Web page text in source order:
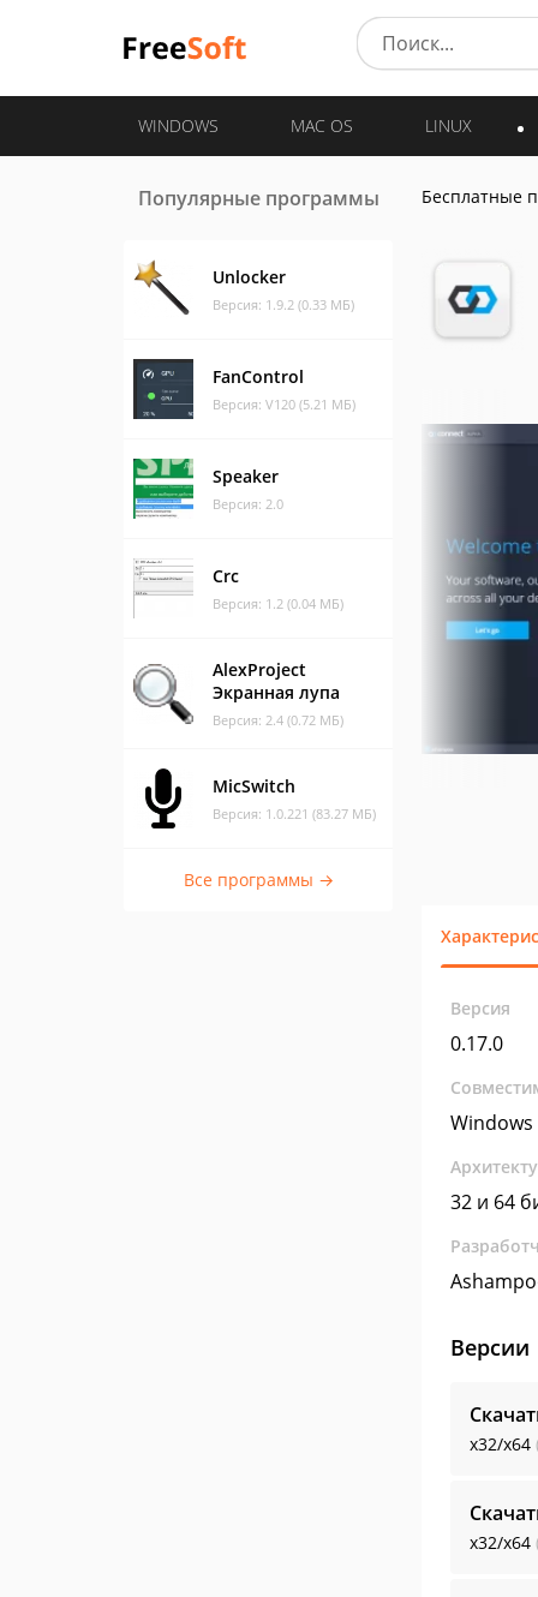
WINDOWS MAC OS LINUX
Популярные программы
Unlocker
Версия: 1.9.2 (0.33 МБ)
FanControl
Версия: V120 (5.21 МБ)
Speaker
Версия: 2.0
Crc
Версия: 1.2 (0.04 МБ)
AlexProject
Экранная лупа
Версия: 2.4 (0.72 МБ)
MicSwitch
Версия: 1.0.221 (83.27 МБ)
Все программы →
Бесплатные
Версия
0.17.0
Windows
32 и 64
Версии
x32/x64
x32/x64